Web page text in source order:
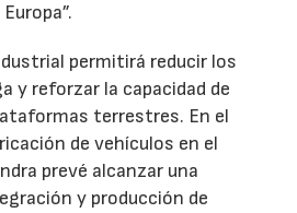
permitirá reducir los
y reforzar la capacidad de
terrestres. En el
de vehículos en el
prevé alcanzar una
y producción de